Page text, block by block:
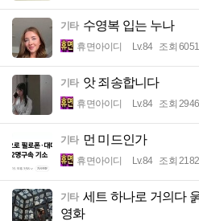
기타 수영복 입는 누나
휴면아이디 Lv.84 조회 6051
기타 앗 죄송합니다
휴면아이디 Lv.84 조회 2946
기타 먼 미드인가
휴면아이디 Lv.84 조회 2182
기타 세트 하나로 거의다
영화